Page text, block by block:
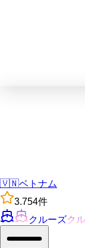
🇻🇳ベトナム
3.754件
クルーズク